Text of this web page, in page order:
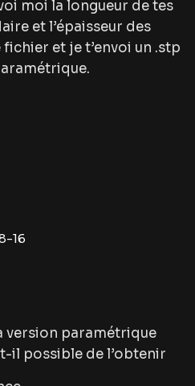
moi la longueur de tes
et l’épaisseur des
et je t’envoi un .stp
16
version paramétrique
il possible de l’obtenir